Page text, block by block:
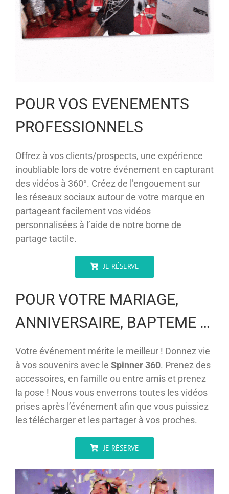
POUR VOS EVENEMENTS
PROFESSIONNELS
Offrez à vos clients/prospects, une expérience
inoubliable lors de votre événement en capturant
des vidéos à 360°. Créez de l’engouement sur
les réseaux sociaux autour de votre marque en
partageant facilement vos vidéos
personnalisées à l’aide de notre borne de
partage tactile.
JE RÉSERVE
POUR VOTRE MARIAGE,
ANNIVERSAIRE, BAPTEME …
Votre événement mérite le meilleur ! Donnez vie
à vos souvenirs avec le Spinner 360. Prenez des
accessoires, en famille ou entre amis et prenez
la pose ! Nous vous enverrons toutes les vidéos
prises après l’événement afin que vous puissiez
les télécharger et les partager à vos proches.
JE RÉSERVE